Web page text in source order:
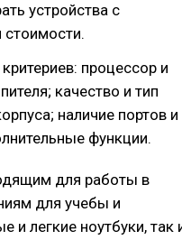
устройства с
процессор и
качество и тип
наличие портов и
функции.
для работы в
для учебы и
и легкие ноутбуки, так